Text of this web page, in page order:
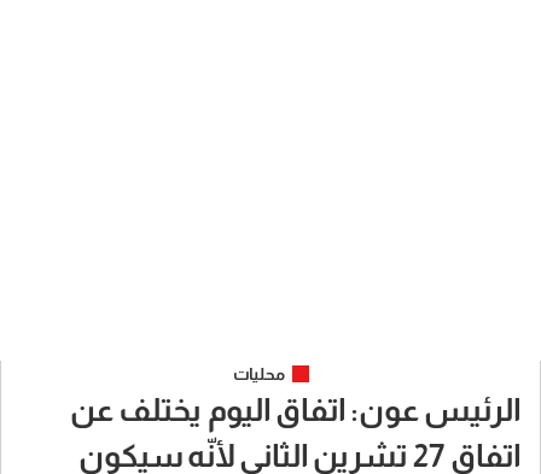
محليات
الرئيس عون: اتفاق اليوم يختلف عن
اتفاق 27 تشرين الثاني لأنّه سيكون